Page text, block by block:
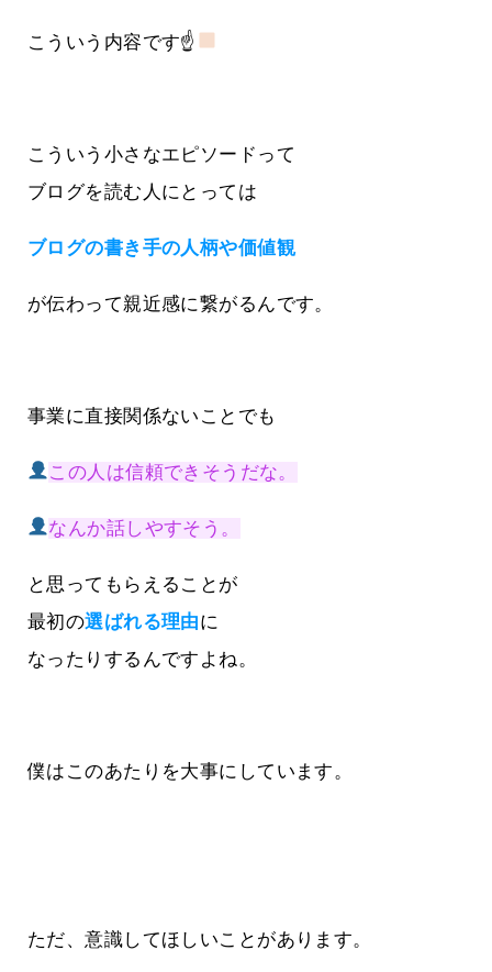
こういう内容です☝
こういう小さなエピソードって
ブログを読む人にとっては
ブログの書き手の人柄や価値観
が伝わって親近感に繋がるんです。
事業に直接関係ないことでも
この人は信頼できそうだな。
なんか話しやすそう。
と思ってもらえることが
最初の選ばれる理由に
なったりするんですよね。
僕はこのあたりを大事にしています。
ただ、意識してほしいことがあります。